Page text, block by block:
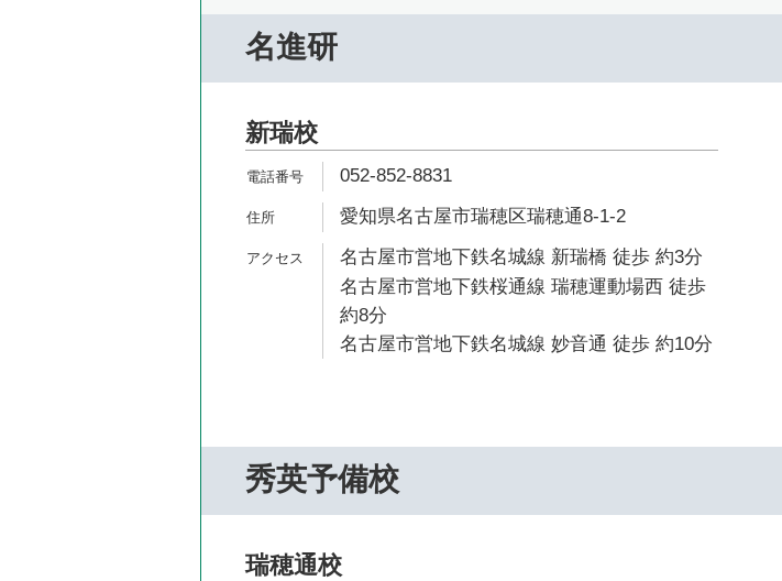
名進研
新瑞校
052-852-8831
愛知県名古屋市瑞穂区瑞穂通8-1-2
名古屋市営地下鉄名城線 新瑞橋 徒歩 約3分
名古屋市営地下鉄桜通線 瑞穂運動場西 徒歩
約8分
名古屋市営地下鉄名城線 妙音通 徒歩 約10分
秀英予備校
瑞穂通校